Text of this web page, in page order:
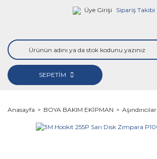
Üye Girişi Sipariş Takibi
SEPETİM
Anasayfa BOYA BAKIM EKİPMAN Aşındırıcılar